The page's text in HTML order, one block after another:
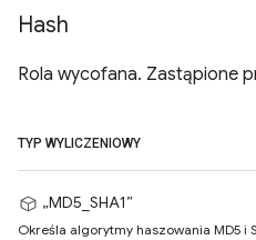
Hash
Rola wycofana. Zastąpione
TYP WYLICZENIOWY
„MD5_SHA1”
Określa algorytmy haszowania MD5 i